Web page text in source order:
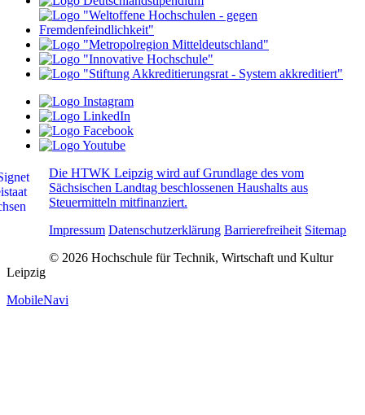
Die HTWK Leipzig wird auf Grundlage des vom
Sächsischen Landtag beschlossenen Haushalts aus
Steuermitteln mitfinanziert.
Impressum Datenschutzerklärung Barrierefreiheit Sitemap
© 2026 Hochschule für Technik, Wirtschaft und Kultur
Leipzig
MobileNavi